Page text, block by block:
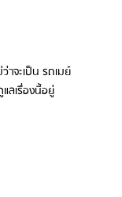
จะเป็น รถเมย์
ลเรื่องนี้อยู่